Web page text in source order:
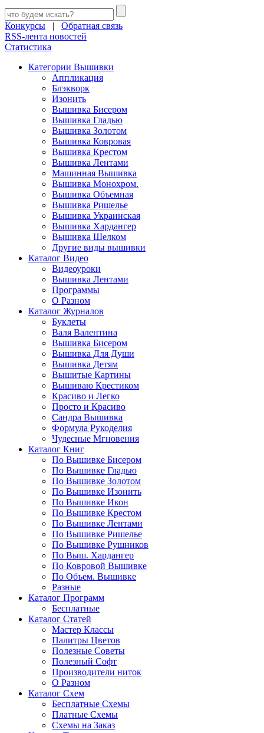
Конкурсы | Обратная связь
RSS-лента новостей
Статистика
Категории Вышивки
Аппликация
Блэкворк
Изонить
Вышивка Бисером
Вышивка Гладью
Вышивка Золотом
Вышивка Ковровая
Вышивка Крестом
Вышивка Лентами
Машинная Вышивка
Вышивка Монохром.
Вышивка Объемная
Вышивка Ришелье
Вышивка Украинская
Вышивка Хардангер
Вышивка Шелком
Другие виды вышивки
Каталог Видео
Видеоуроки
Вышивка Лентами
Программы
О Разном
Каталог Журналов
Буклеты
Валя Валентина
Вышивка Бисером
Вышивка Для Души
Вышивка Детям
Вышитые Картины
Вышиваю Крестиком
Красиво и Легко
Просто и Красиво
Сандра Вышивка
Формула Рукоделия
Чудесные Мгновения
Каталог Книг
По Вышивке Бисером
По Вышивке Гладью
По Вышивке Золотом
По Вышивке Изонить
По Вышивке Икон
По Вышивке Крестом
По Вышивке Лентами
По Вышивке Ришелье
По Вышивке Рушников
По Выш. Хардангер
По Ковровой Вышивке
По Объем. Вышивке
Разные
Каталог Программ
Бесплатные
Каталог Статей
Мастер Классы
Палитры Цветов
Полезные Советы
Полезный Софт
Производители ниток
О Разном
Каталог Схем
Бесплатные Схемы
Платные Схемы
Схемы на Заказ